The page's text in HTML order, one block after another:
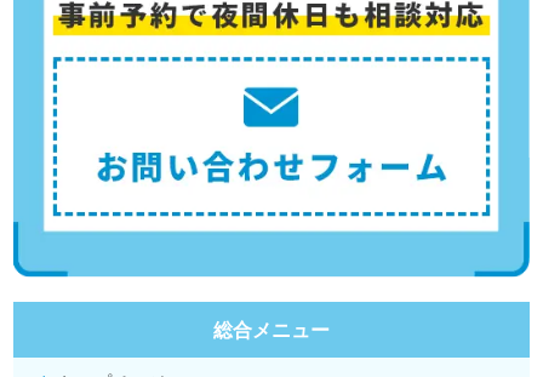
総合メニュー